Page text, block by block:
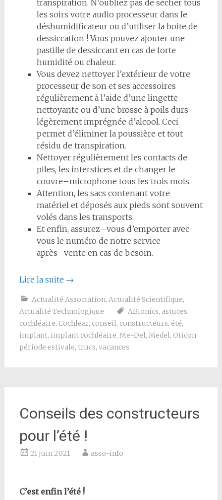
transpiration. N’oubliez pas de sécher tous
les soirs votre audio processeur dans le
déshumidificateur ou d’utiliser la boite de
dessiccation ! Vous pouvez ajouter une
pastille de dessiccant en cas de forte
humidité ou chaleur.
Vous devez nettoyer l’extérieur de votre
processeur de son et ses accessoires
régulièrement à l’aide d’une lingette
nettoyante ou d’une brosse à poils durs
légèrement imprégnée d’alcool. Ceci
permet d’éliminer la poussière et tout
résidu de transpiration.
Nettoyer régulièrement les contacts de
piles, les interstices et de changer le
couvre–microphone tous les trois mois.
Attention, les sacs contenant votre
matériel et déposés aux pieds sont souvent
volés dans les transports.
Et enfin, assurez–vous d’emporter avec
vous le numéro de notre service
après–vente en cas de besoin.
Lire la suite →
Actualité Association, Actualité Scientifique,
Actualité Technologique
ABionics, astuces,
cochléaire, Cochlear, conseil, constructeurs, été,
implant, implant cochléaire, Me-Del, Medel, Oticon,
période estivale, trucs, vacances
Conseils des constructeurs
pour l’été !
21 juin 2021 asso-info
C’est enfin l’été !